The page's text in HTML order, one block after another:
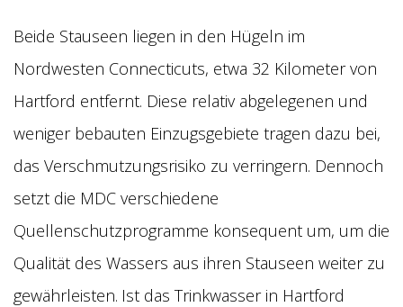
Beide Stauseen liegen in den Hügeln im
Nordwesten Connecticuts, etwa 32 Kilometer von
Hartford entfernt. Diese relativ abgelegenen und
weniger bebauten Einzugsgebiete tragen dazu bei,
das Verschmutzungsrisiko zu verringern. Dennoch
setzt die MDC verschiedene
Quellenschutzprogramme konsequent um, um die
Qualität des Wassers aus ihren Stauseen weiter zu
gewährleisten. Ist das Trinkwasser in Hartford